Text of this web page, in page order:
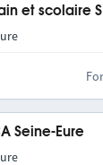
et scolaire
Seine-Eure